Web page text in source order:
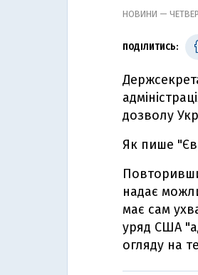
НОВИНИ —
ПОДІЛИТИСЬ:
дозволу
Як пише
надає
має сам
уряд США
огляду на